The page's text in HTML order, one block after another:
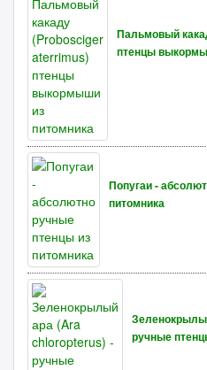
Пальмовый
птенцы
Попугаи -
питомника
ручные